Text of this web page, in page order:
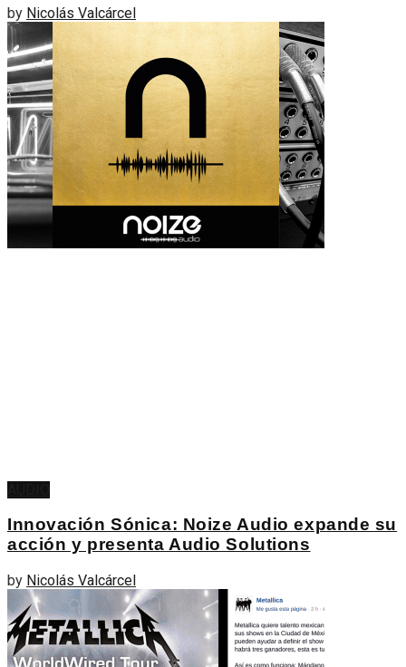
by Nicolás Valcárcel
Innovación Sónica: Noize Audio expande su
acción y presenta Audio Solutions
by Nicolás Valcárcel